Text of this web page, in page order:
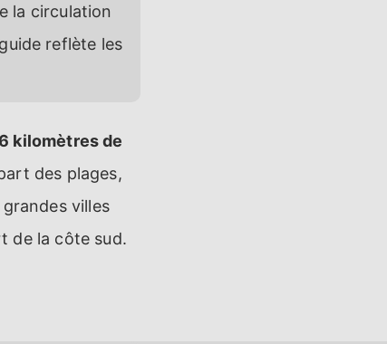
la circulation
reflète les
kilomètres de
des plages,
villes
de la côte sud.